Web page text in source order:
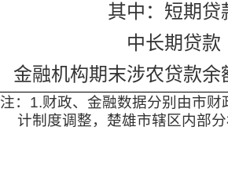
其中：短期贷
中长期贷款
金融机构期末涉农贷款余
注： 1.财政、金融数据分别由市
计制度调整，楚雄市辖区内部